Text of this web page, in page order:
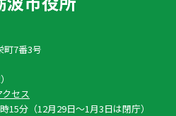
7番3号
セス
15分（12月29日〜1月3日は閉庁）